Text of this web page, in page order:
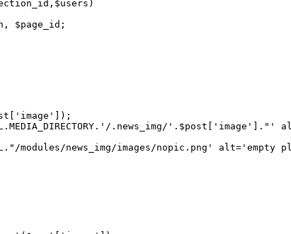
$page_id;
.news_img/'.$post['image']."'
modules/news_img/images/nopic.png' alt='empty